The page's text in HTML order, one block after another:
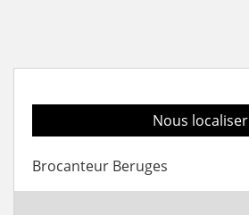
Nous localiser
Brocanteur Beruges